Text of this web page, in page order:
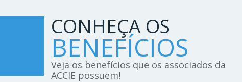
CONHEÇA OS
BENEFÍCIOS
Veja os benefícios que os associados da
ACCIE possuem!